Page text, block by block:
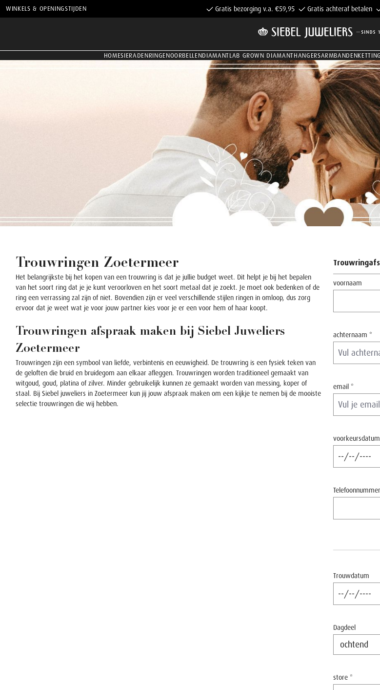
WINKELS & OPENINGSTIJDEN Gratis bezorging v.a. €59,95 Gratis achteraf betalen
HOMESIERADENRINGENOORBELLENDIAMANTLAB GROWN DIAMANTHANGERSARMBANDEN
Trouwringen Zoetermeer
Het belangrijkste bij het kopen van een trouwring is dat je jullie budget weet. Dit helpt je bij het bepalen
van het soort ring dat je je kunt veroorloven en het soort metaal dat je zoekt. Je moet ook bedenken of de
ring een verrassing zal zijn of niet. Bovendien zijn er veel verschillende stijlen ringen in omloop, dus zorg
ervoor dat je weet wat je voor jouw partner kies voor je er een voor hem of haar koopt.
Trouwringen afspraak maken bij Siebel Juweliers
Zoetermeer
Trouwringen zijn een symbool van liefde, verbintenis en eeuwigheid. De trouwring is een fysiek teken van
de geloften die bruid en bruidegom aan elkaar afleggen. Trouwringen worden traditioneel gemaakt van
witgoud, goud, platina of zilver. Minder gebruikelijk kunnen ze gemaakt worden van messing, koper of
staal. Bij Siebel juweliers in Zoetermeer kun jij jouw afspraak maken om een kijkje te nemen bij de mooiste
selectie trouwringen die wij hebben.
voornaam
achternaam *
email *
Trouwdatum
Dagdeel
store *